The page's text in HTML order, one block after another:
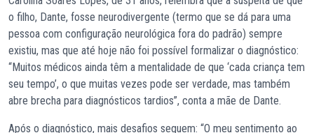
o filho, Dante, fosse neurodivergente (termo que se dá para uma
pessoa com configuração neurológica fora do padrão) sempre
existiu, mas que até hoje não foi possível formalizar o diagnóstico:
“Muitos médicos ainda têm a mentalidade de que ‘cada criança tem
seu tempo’, o que muitas vezes pode ser verdade, mas também
abre brecha para diagnósticos tardios”, conta a mãe de Dante.
Após o diagnóstico, mais desafios seguem: “O meu sentimento ao